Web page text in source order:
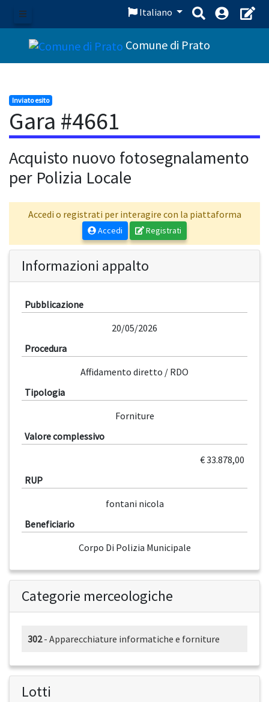
Menu
Italiano
Comune di Prato
Inviato esito
Gara #4661
Acquisto nuovo fotosegnalamento
per Polizia Locale
Accedi o registrati per interagire con la piattaforma
Accedi Registrati
Informazioni appalto
Pubblicazione
20/05/2026
Procedura
Affidamento diretto / RDO
Tipologia
Forniture
Valore complessivo
€ 33.878,00
RUP
fontani nicola
Beneficiario
Corpo Di Polizia Municipale
Categorie merceologiche
302- Apparecchiature informatiche e forniture
Lotti